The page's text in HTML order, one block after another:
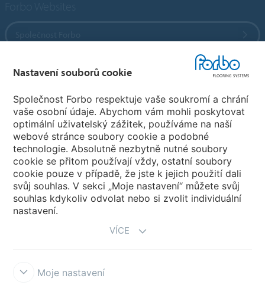
Forbo Flooring Systems
Forbo Movement Systems
Pobočky
Vyberte svou zemi
Nastavení souborů cookie
Společnost Forbo respektuje vaše soukromí a chrání
vaše osobní údaje. Abychom vám mohli poskytovat
optimální uživatelský zážitek, používáme na naší
webové stránce soubory cookie a podobné
technologie. Absolutně nezbytně nutné soubory
cookie se přitom používají vždy, ostatní soubory
cookie pouze v případě, že jste k jejich použití dali
svůj souhlas. V sekci „Moje nastavení“ můžete svůj
souhlas kdykoliv odvolat nebo si zvolit individuální
nastavení.
VÍCE
Moje nastavení